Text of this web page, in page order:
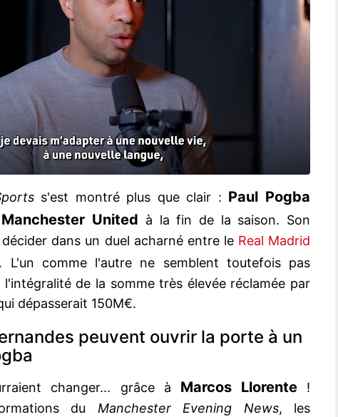
s'est montré plus que clair : Paul Pogba
Manchester United à la fin de la saison. Son
dans un duel acharné entre le Real Madrid
. L'un comme l'autre ne semblent toutefois pas
l'intégralité de la somme très élevée réclamée par
dépasserait 150M€.
peuvent ouvrir la porte à un
changer... grâce à Marcos Llorente!
du Manchester Evening News, les